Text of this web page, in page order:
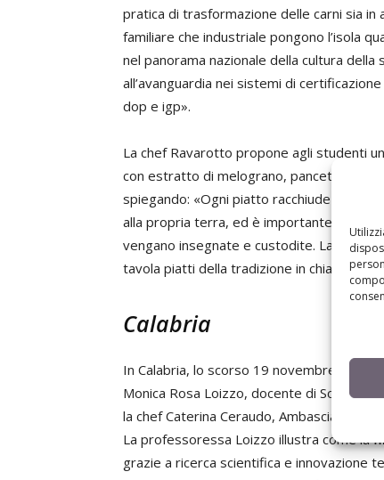
pratica di trasformazione delle carni sia in
familiare che industriale pongono l’isola
nel panorama nazionale della cultura della
all’avanguardia nei sistemi di
dop e igp».
La chef Ravarotto propone agli studenti
con estratto di melograno, pancetta e
spiegando: «Ogni piatto racchiude una
alla propria terra, ed è importante che
vengano insegnate e custodite. La mia
tavola piatti della tradizione in chiave
Calabria
In Calabria, lo scorso 19 novembre
Monica Rosa Loizzo, docente di Scienze e
la chef Caterina Ceraudo, Ambasciatrice del
La professoressa Loizzo illustra come la
grazie a ricerca scientifica e innovazione